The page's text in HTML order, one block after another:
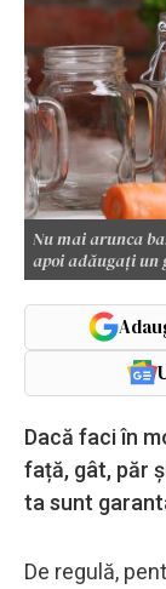
Nu mai arunca
apoi adăugați un
Dacă faci în
față, gât, păr
ta sunt
De regulă,